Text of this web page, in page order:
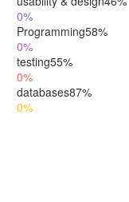
0%
Programming58%
0%
testing55%
0%
databases87%
0%